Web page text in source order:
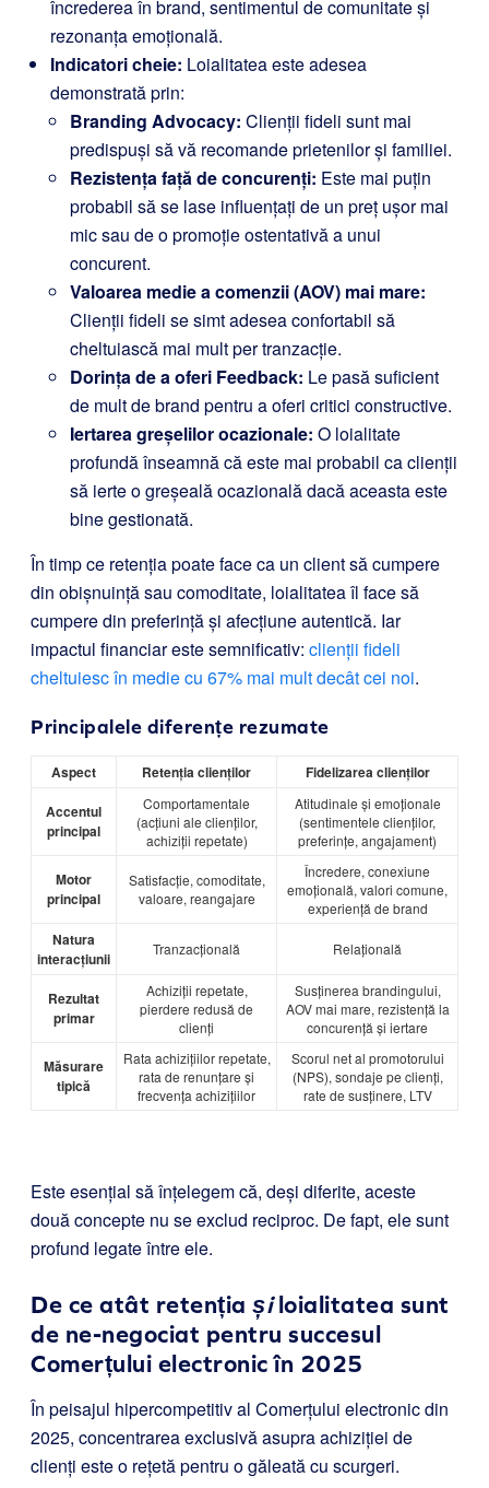
încrederea în brand, sentimentul de comunitate și
rezonanța emoțională.
Indicatori cheie: Loialitatea este adesea
demonstrată prin:
Branding Advocacy: Clienții fideli sunt mai
predispuși să vă recomande prietenilor și familiei.
Rezistența față de concurenți: Este mai puțin
probabil să se lase influențați de un preț ușor mai
mic sau de o promoție ostentativă a unui
concurent.
Valoarea medie a comenzii (AOV) mai mare:
Clienții fideli se simt adesea confortabil să
cheltuiască mai mult per tranzacție.
Dorința de a oferi Feedback: Le pasă suficient
de mult de brand pentru a oferi critici constructive.
Iertarea greșelilor ocazionale: O loialitate
profundă înseamnă că este mai probabil ca clienții
să ierte o greșeală ocazională dacă aceasta este
bine gestionată.
În timp ce retenția poate face ca un client să cumpere
din obișnuință sau comoditate, loialitatea îl face să
cumpere din preferință și afecțiune autentică. Iar
impactul financiar este semnificativ: clienții fideli
cheltuiesc în medie cu 67% mai mult decât cei noi.
Principalele diferențe rezumate
Aspect Retenția clienților
Fidelizarea clienților
Accentul
principal
Comportamentale
(acțiuni ale clienților,
achiziții repetate)
Atitudinale și emoționale
(sentimentele clienților,
preferințe, angajament)
Motor
principal
Satisfacție, comoditate,
valoare, reangajare
Încredere, conexiune
emoțională, valori comune,
experiență de brand
Natura
interacțiunii
Tranzacțională Relațională
Rezultat
primar
Achiziții repetate,
pierdere redusă de
clienți
Susținerea brandingului,
AOV mai mare, rezistență la
concurență și iertare
Măsurare
tipică
Rata achizițiilor repetate,
rata de renunțare și
frecvența achizițiilor
Scorul net al promotorului
(NPS), sondaje pe clienți,
rate de susținere, LTV
Este esențial să înțelegem că, deși diferite, aceste
două concepte nu se exclud reciproc. De fapt, ele sunt
profund legate între ele.
De ce atât retenția șiloialitatea sunt
de ne-negociat pentru succesul
Comerțului electronic în 2025
În peisajul hipercompetitiv al Comerțului electronic din
2025, concentrarea exclusivă asupra achiziției de
clienți este o rețetă pentru o găleată cu scurgeri.